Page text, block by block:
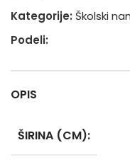
Kategorije: Školski
Podeli:
OPIS
ŠIRINA (CM):